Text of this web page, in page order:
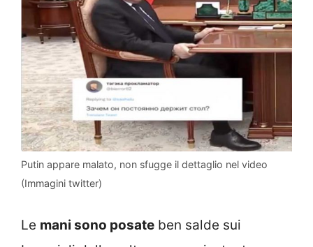
Putin appare malato, non sfugge il dettaglio nel video
(Immagini twitter)
Le mani sono posate ben salde sui